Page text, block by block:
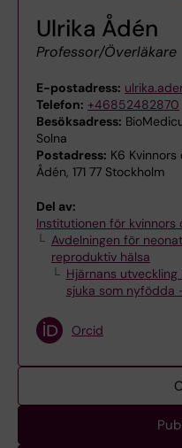
Ulrika Ådén
Professor/Överläkare
E-postadress:
Telefon: +46852482870
Besöksadress:
Solna
Postadress: K6 Kvinnors
Ådén, 171 77 Stockholm
Del av:
Institutionen för kvinnors
Avdelningen för
reproduktiv hälsa
Hjärnans
sjuka som nyfödda
Orcid